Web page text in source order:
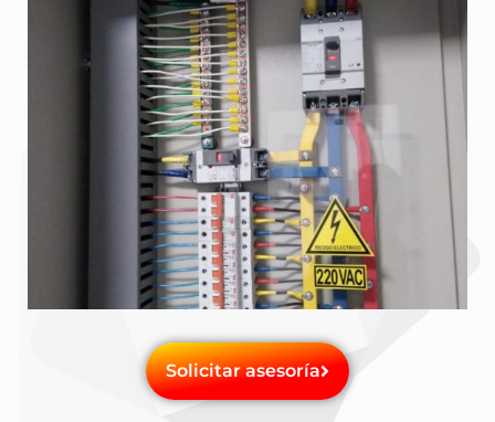
Solicitar asesoría